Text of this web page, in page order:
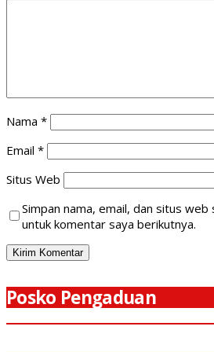
Nama *
Email *
Situs Web
Simpan nama, email, dan situs
untuk komentar saya berikutnya.
Posko Pengaduan